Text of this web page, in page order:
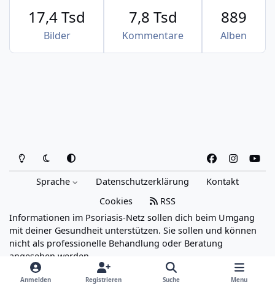
Aussehen also genau am richtigen Ort.)
Bilder
17,4 Tsd
Kommentare
7,8 Tsd
Alben
889
Heller ModusDunkler Modus
Systemeinstellung
a
b
o
o
n
s
a
g
o
u
b
Sprache Datenschutzerklärung
Kontakt
Cookies
RSS
Informationen im Psoriasis-Netz sollen dich beim Umgang
mit deiner Gesundheit unterstützen. Sie sollen und können
nicht als professionelle Behandlung oder Beratung
angesehen werden.
Powered by
Invision Community
Anmelden Registrieren Suche Menu